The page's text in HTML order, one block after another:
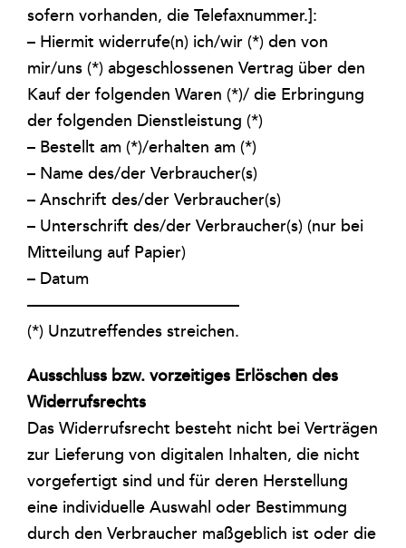
sofern vorhanden, die Telefaxnummer.]:
– Hiermit widerrufe(n) ich/wir (*) den von
mir/uns (*) abgeschlossenen Vertrag über den
Kauf der folgenden Waren (*)/ die Erbringung
der folgenden Dienstleistung (*)
– Bestellt am (*)/erhalten am (*)
– Name des/der Verbraucher(s)
– Anschrift des/der Verbraucher(s)
– Unterschrift des/der Verbraucher(s) (nur bei
Mitteilung auf Papier)
– Datum
—————————————
(*) Unzutreffendes streichen.
Ausschluss bzw. vorzeitiges Erlöschen des
Widerrufsrechts
Das Widerrufsrecht besteht nicht bei Verträgen
zur Lieferung von digitalen Inhalten, die nicht
vorgefertigt sind und für deren Herstellung
eine individuelle Auswahl oder Bestimmung
durch den Verbraucher maßgeblich ist oder die